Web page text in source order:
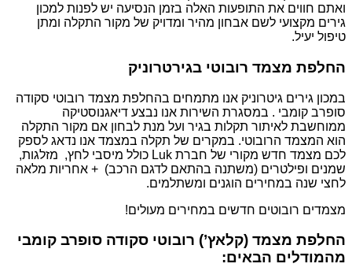
ואתם חווים את התופעות האלה בזמן הנסיעה יש לפנות למכון
גירים מקצועי לשם אבחון מהיר ומדויק של מקור התקלה ומתן
טיפול יעיל.
החלפת מצמד רובוטי בגירטרוניק
במכון גירים גיטרוניק אנו מתמחים בהחלפת מצמד רובוטי סקודה
סופרב קומבי . במסגרת השירות אנו נבצע דיאגנוסטיקה
ממוחשבת לאיתור תקלות בגיר ועל מנת לבחון אם מקור התקלה
הוא המצמד הרובוטי. במקרים של תקלה במצמד אנו נדאג לספק
לכם מצמד חדש מקורי של חברת Luk כולל מיסבי לחץ, מזלגות,
שמנים ופילטרים (משתנה בהתאם לדגם הרכב) + אחריות מלאה
לחצי שנה במחירים הוגנים ומשתלמים.
מצמדים רובוטים חדשים במחירים מעולים!
החלפת מצמד (קלאץ’) רובוטי סקודה סופרב קומבי
מהמודלים הבאים: